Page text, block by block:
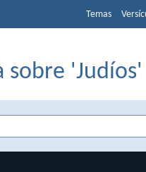
Temas
sobre 'Judíos'